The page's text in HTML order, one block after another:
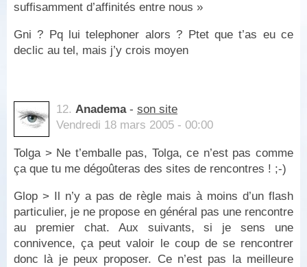
suffisamment d’affinités entre nous »
Gni ? Pq lui telephoner alors ? Ptet que t’as eu ce
declic au tel, mais j’y crois moyen
12. Anadema- son site
Vendredi 18 mars 2005 - 00:00
Tolga > Ne t’emballe pas, Tolga, ce n’est pas comme
ça que tu me dégoûteras des sites de rencontres ! ;-)
Glop > Il n’y a pas de règle mais à moins d’un flash
particulier, je ne propose en général pas une rencontre
au premier chat. Aux suivants, si je sens une
connivence, ça peut valoir le coup de se rencontrer
donc là je peux proposer. Ce n’est pas la meilleure